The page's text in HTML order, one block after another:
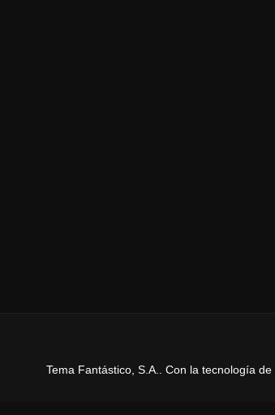
Tema Fantástico, S.A.. Con la tecnología de